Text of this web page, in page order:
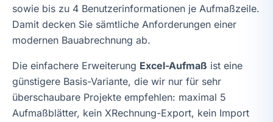
sowie bis zu 4 Benutzerinformationen je Aufmaßzeile.
Damit decken Sie sämtliche Anforderungen einer
modernen Bauabrechnung ab.
Die einfachere Erweiterung Excel-Aufmaß ist eine
günstigere Basis-Variante, die wir nur für sehr
überschaubare Projekte empfehlen: maximal 5
Aufmaßblätter, kein XRechnung-Export, kein Import